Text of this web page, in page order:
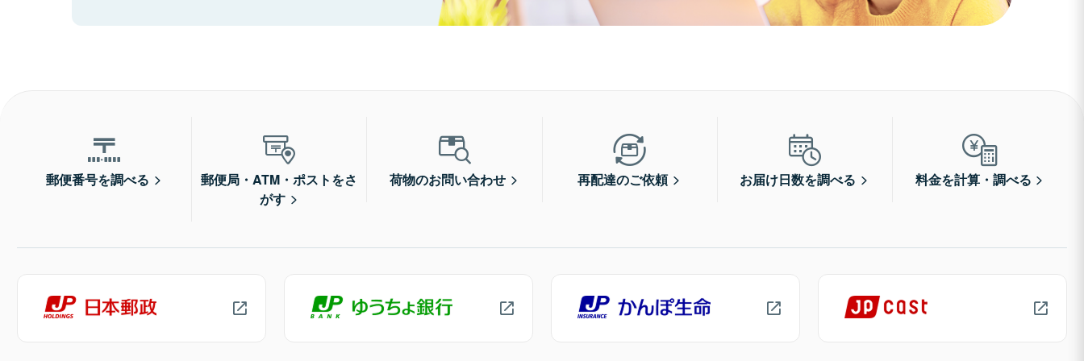
郵便番号を調べる
郵便局・ATM・ポストをさ
がす
荷物のお問い合わせ 再配達のご依頼 お届け日数を調べる 料金を計算・調べる